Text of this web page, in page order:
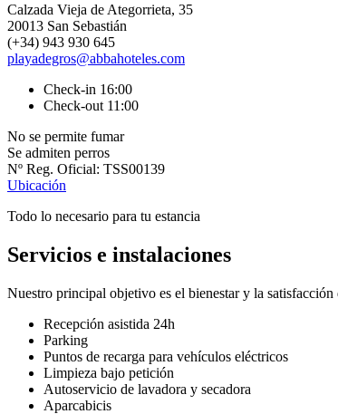
Calzada Vieja de Ategorrieta, 35
20013 San Sebastián
(+34) 943 930 645
playadegros@abbahoteles.com
Check-in 16:00
Check-out 11:00
No se permite fumar
Se admiten perros
Nº Reg. Oficial: TSS00139
Ubicación
Todo lo necesario para tu estancia
Servicios e instalaciones
Nuestro principal objetivo es el bienestar y la satisfacción
Recepción asistida 24h
Parking
Puntos de recarga para vehículos eléctricos
Limpieza bajo petición
Autoservicio de lavadora y secadora
Aparcabicis